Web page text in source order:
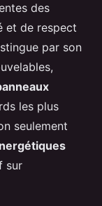
des
et de respect
par son
les plus
seulement
sur